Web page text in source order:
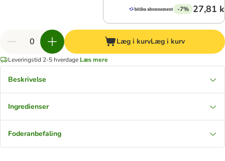
-7% 27,81
Læg i kurvLæg i kurv
Leveringstid 2-5 hverdage Læs mere
Beskrivelse
Ingredienser
Foderanbefaling